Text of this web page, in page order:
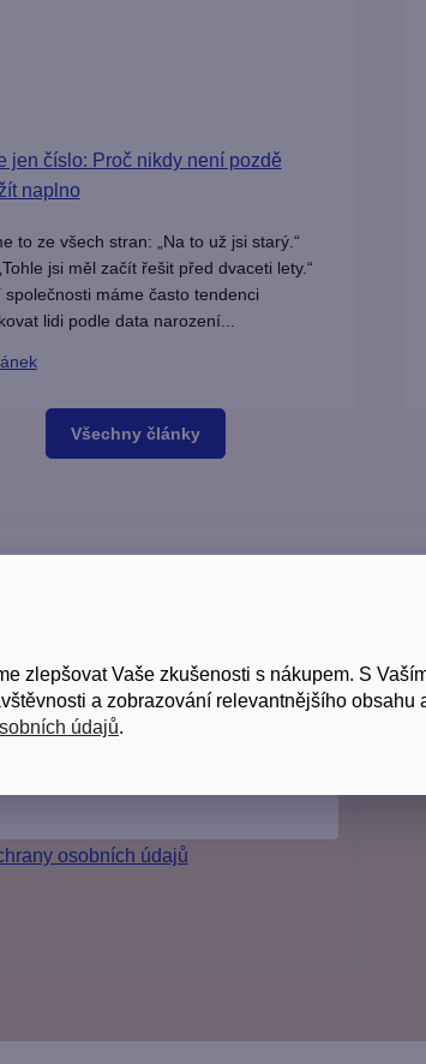
zlepšovat Vaše zkušenosti s nákupem. S
a zobrazování relevantnějšího obsahu
údajů.
jen číslo: Proč nikdy není pozdě
naplno
to ze všech stran: „Na to už jsi starý.“
jsi měl začít řešit před dvaceti lety.“
společnosti máme často tendenci
lidi podle data narození...
Všechny články
a pleti.
osobních údajů